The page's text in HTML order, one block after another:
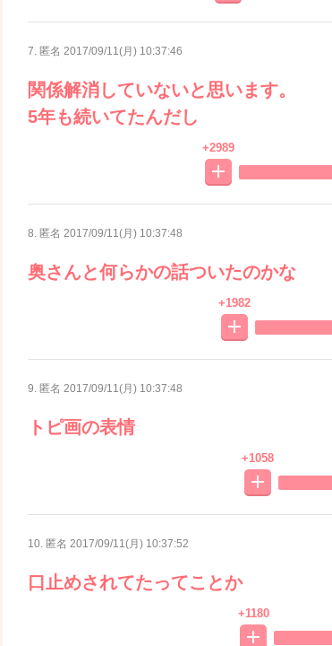
7. 匿名 2017/09/11(月) 10:37:46
関係解消していないと思います。
5年も続いてたんだし
+2989
8. 匿名 2017/09/11(月) 10:37:48
奥さんと何らかの話ついたのかな
+1982
9. 匿名 2017/09/11(月) 10:37:48
トピ画の表情
+1058
10. 匿名 2017/09/11(月) 10:37:52
口止めされてたってことか
+1180